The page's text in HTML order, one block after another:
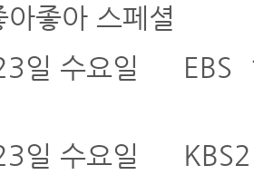
아좋아 스페셜
일 수요일
EBS
일 수요일
KBS2